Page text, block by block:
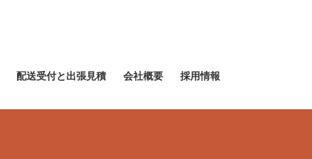
配送受付と出張見積 会社概要 採用情報